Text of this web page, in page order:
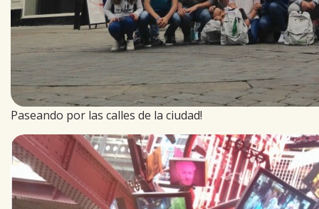
Paseando por las calles de la ciudad!